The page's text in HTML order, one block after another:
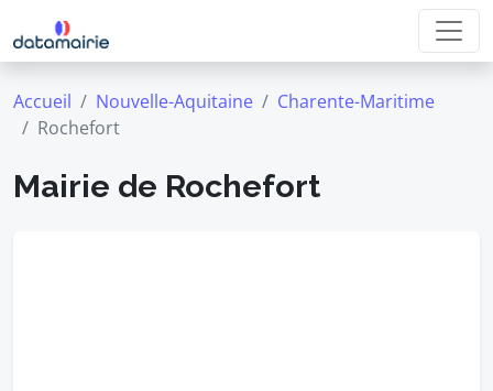
Accueil Nouvelle-Aquitaine
Charente-Maritime
Rochefort
Mairie de Rochefort